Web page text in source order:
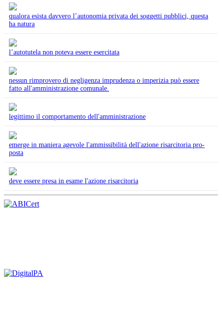
qualora esista davvero l’autonomia privata dei soggetti pubblici, questa
ha natura
l’autotutela non poteva essere esercitata
nessun rimprovero di negligenza imprudenza o imperizia può essere
fatto all'amministrazione comunale.
legittimo il comportamento dell'amministrazione
emerge in maniera agevole l'ammissibilità dell'azione risarcitoria pro-
posta
deve essere presa in esame l'azione risarcitoria